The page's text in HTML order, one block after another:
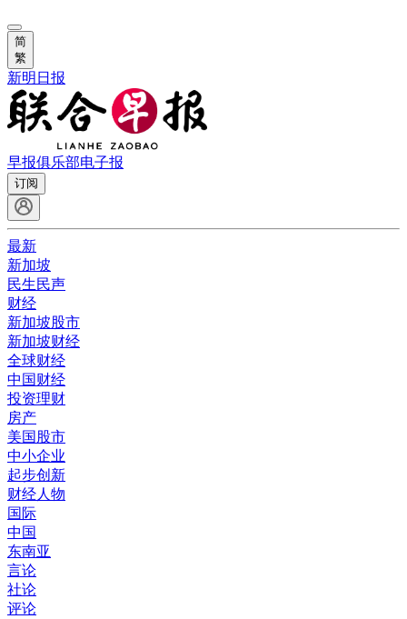
简
繁
新明日报
早报俱乐部电子报
订阅
最新
新加坡
民生民声
财经
新加坡股市
新加坡财经
全球财经
中国财经
投资理财
房产
美国股市
中小企业
起步创新
财经人物
国际
中国
东南亚
言论
社论
评论